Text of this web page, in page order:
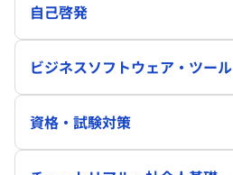
自己啓発
ビジネスソフトウェア・ツール
資格・試験対策